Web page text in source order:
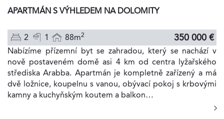
APARTMÁN S VÝHLEDEM NA DOLOMITY
2 1 88m2 350 000 €
Nabízíme přízemní byt se zahradou, který se nachází v
nově postaveném domě asi 4 km od centra lyžařského
střediska Arabba. Apartmán je kompletně zařízený a má
dvě ložnice, koupelnu s vanou, obývací pokoj s krbovými
kamny a kuchyňským koutem a balkon…